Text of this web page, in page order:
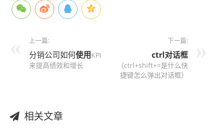
上一篇:
分销公司如何使用KPI
来提高绩效和增长
下一篇:
ctrl对话框
（ctrl+shift+=是什么快
捷键怎么弹出对话框）
相关文章